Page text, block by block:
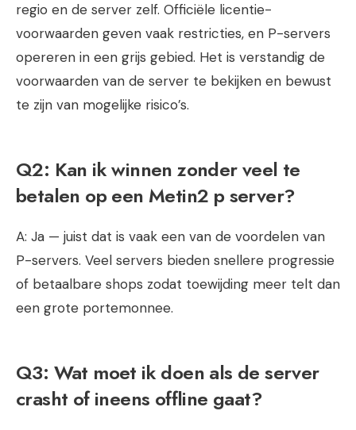
regio en de server zelf. Officiële licentie­
voorwaarden geven vaak restricties, en P-servers
opereren in een grijs gebied. Het is verstandig de
voorwaarden van de server te bekijken en bewust
te zijn van mogelijke risico’s.
Q2: Kan ik winnen zonder veel te
betalen op een Metin2 p server?
A: Ja — juist dat is vaak een van de voordelen van
P-servers. Veel servers bieden snellere progressie
of betaalbare shops zodat toewijding meer telt dan
een grote portemonnee.
Q3: Wat moet ik doen als de server
crasht of ineens offline gaat?